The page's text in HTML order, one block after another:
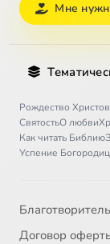
Мне
Рождество
СвятостьО любви
Как читать Библию
Успение
Договор